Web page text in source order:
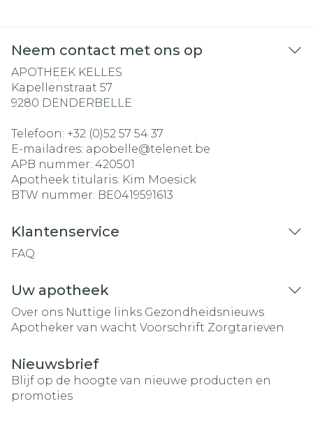
Neem contact met ons op
APOTHEEK KELLES
Kapellenstraat 57
9280 DENDERBELLE
Telefoon: +32 (0)52 57 54 37
E-mailadres: apobelle@telenet.be
APB nummer: 420501
Apotheek titularis: Kim Moesick
BTW nummer: BE0419591613
Klantenservice
FAQ
Uw apotheek
Over ons Nuttige links Gezondheidsnieuws
Apotheker van wacht Voorschrift Zorgtarieven
Nieuwsbrief
Blijf op de hoogte van nieuwe producten en
promoties